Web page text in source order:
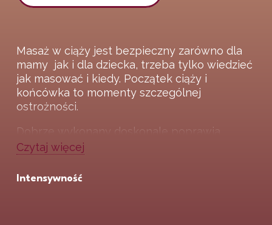
Masaż w ciąży jest bezpieczny zarówno dla
mamy jak i dla dziecka, trzeba tylko wiedzieć
jak masować i kiedy. Początek ciąży i
końcówka to momenty szczególnej
ostrożności.
Dobrze wykonany doskonale poprawia
samopoczucie fizyczne i psychiczne, pomaga
Nasz specjalista Maciek Burzyński pokaże
Czytaj więcej
Intensywność